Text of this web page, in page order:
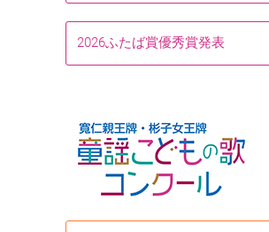
2026ふたば賞優秀賞発表